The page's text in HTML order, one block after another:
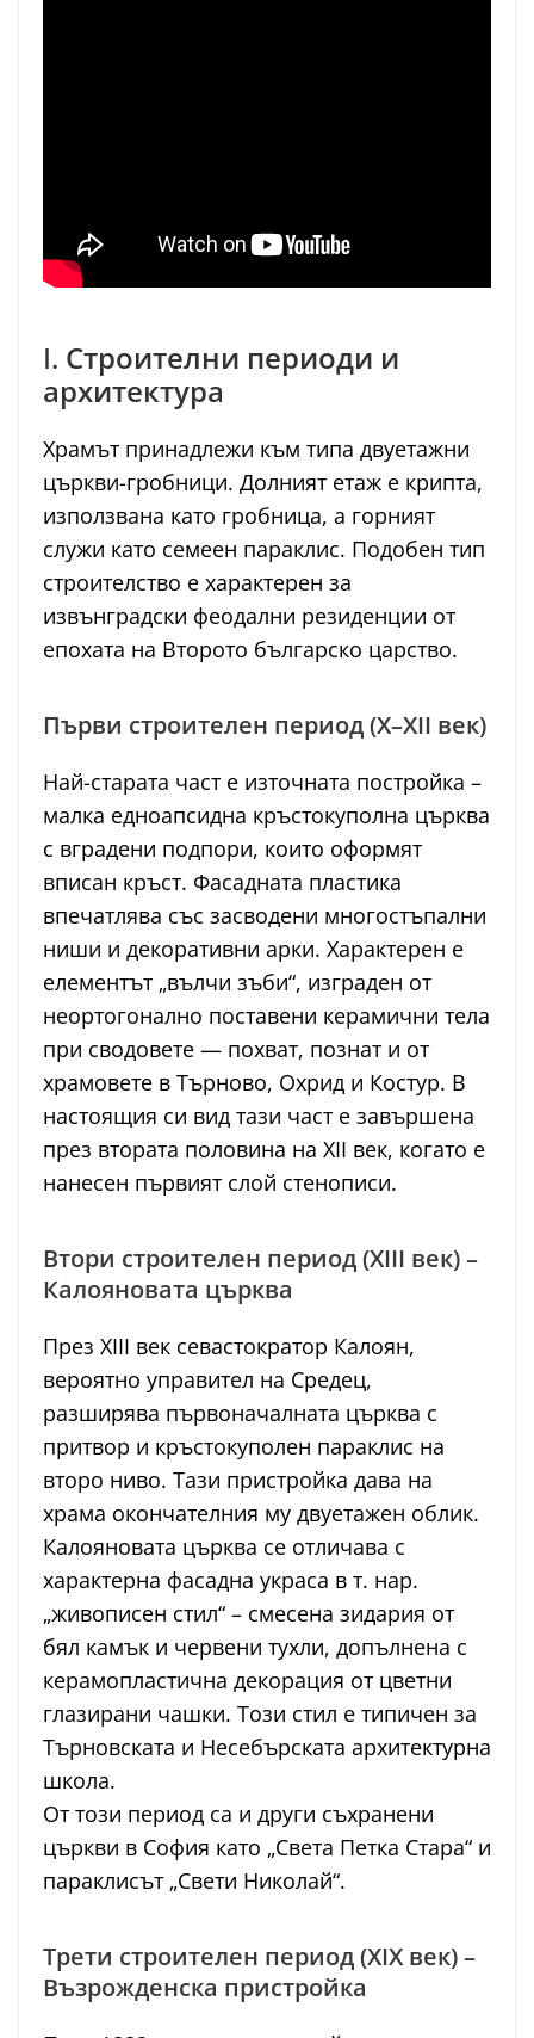
I. Строителни периоди и
архитектура
Храмът принадлежи към типа двуетажни
църкви-гробници. Долният етаж е крипта,
използвана като гробница, а горният
служи като семеен параклис. Подобен тип
строителство е характерен за
извънградски феодални резиденции от
епохата на Второто българско царство.
Първи строителен период (X–XII век)
Най-старата част е източната постройка –
малка едноапсидна кръстокуполна църква
с вградени подпори, които оформят
вписан кръст. Фасадната пластика
впечатлява със засводени многостъпални
ниши и декоративни арки. Характерен е
елементът „вълчи зъби“, изграден от
неортогонално поставени керамични тела
при сводовете — похват, познат и от
храмовете в Търново, Охрид и Костур. В
настоящия си вид тази част е завършена
през втората половина на XII век, когато е
нанесен първият слой стенописи.
Втори строителен период (XIII век) –
Калояновата църква
През XIII век севастократор Калоян,
вероятно управител на Средец,
разширява първоначалната църква с
притвор и кръстокуполен параклис на
второ ниво. Тази пристройка дава на
храма окончателния му двуетажен облик.
Калояновата църква се отличава с
характерна фасадна украса в т. нар.
„живописен стил“ – смесена зидария от
бял камък и червени тухли, допълнена с
керамопластична декорация от цветни
глазирани чашки. Този стил е типичен за
Търновската и Несебърската архитектурна
школа.
От този период са и други съхранени
църкви в София като „Света Петка Стара“ и
параклисът „Свети Николай“.
Трети строителен период (XIX век) –
Възрожденска пристройка